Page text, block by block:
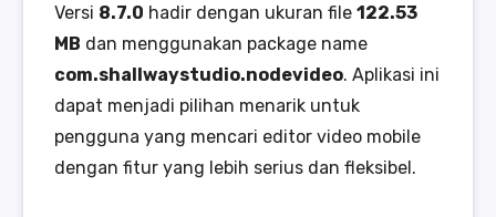
Versi 8.7.0 hadir dengan ukuran file 122.53
MB dan menggunakan package name
com.shallwaystudio.nodevideo. Aplikasi ini
dapat menjadi pilihan menarik untuk
pengguna yang mencari editor video mobile
dengan fitur yang lebih serius dan fleksibel.